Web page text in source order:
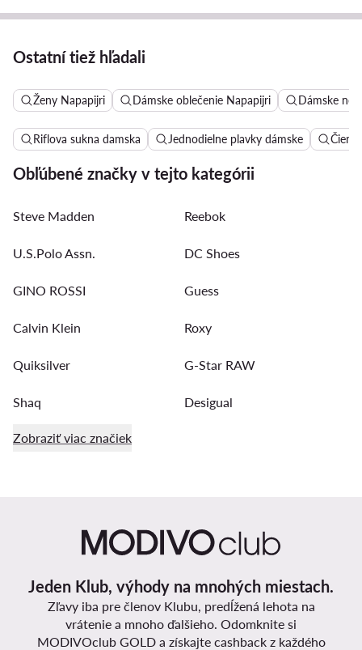
Ostatní tiež hľadali
Ženy Napapijri Dámske oblečenie Napapijri Dámske
Riflova sukna damska Jednodielne plavky dámske
Obľúbené značky v tejto kategórii
Steve Madden Reebok
U.S.Polo Assn. DC Shoes
GINO ROSSI Guess
Calvin Klein Roxy
Quiksilver G-Star RAW
Shaq Desigual
Zobraziť viac značiek
Jeden Klub, výhody na mnohých miestach.
Zľavy iba pre členov Klubu, predĺžená lehota na
vrátenie a mnoho ďalšieho. Odomknite si
MODIVOclub GOLD a získajte cashback z každého